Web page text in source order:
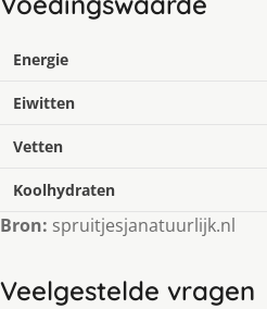
Energie
Eiwitten
Vetten
Koolhydraten
Bron: spruitjesjanatuurlijk.nl
Veelgestelde vragen